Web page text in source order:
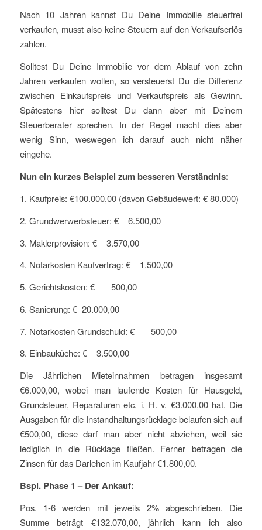
Nach 10 Jahren kannst Du Deine Immobilie steuerfrei
verkaufen, musst also keine Steuern auf den Verkaufserlös
zahlen.
Solltest Du Deine Immobilie vor dem Ablauf von zehn
Jahren verkaufen wollen, so versteuerst Du die Differenz
zwischen Einkaufspreis und Verkaufspreis als Gewinn.
Spätestens hier solltest Du dann aber mit Deinem
Steuerberater sprechen. In der Regel macht dies aber
wenig Sinn, weswegen ich darauf auch nicht näher
eingehe.
Nun ein kurzes Beispiel zum besseren Verständnis:
1. Kaufpreis: €100.000,00 (davon Gebäudewert: € 80.000)
2. Grundwerwerbsteuer: € 6.500,00
3. Maklerprovision: € 3.570,00
4. Notarkosten Kaufvertrag: € 1.500,00
5. Gerichtskosten: € 500,00
6. Sanierung: € 20.000,00
7. Notarkosten Grundschuld: € 500,00
8. Einbauküche: € 3.500,00
Die Jährlichen Mieteinnahmen betragen insgesamt
€6.000,00, wobei man laufende Kosten für Hausgeld,
Grundsteuer, Reparaturen etc. i. H. v. €3.000,00 hat. Die
Ausgaben für die Instandhaltungsrücklage belaufen sich auf
€500,00, diese darf man aber nicht abziehen, weil sie
lediglich in die Rücklage fließen. Ferner betragen die
Zinsen für das Darlehen im Kaufjahr €1.800,00.
Bspl. Phase 1 – Der Ankauf:
Pos. 1-6 werden mit jeweils 2% abgeschrieben. Die
Summe beträgt €132.070,00, jährlich kann ich also